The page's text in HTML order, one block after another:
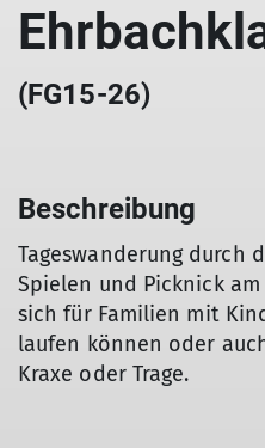
(FG15-26)
Beschreibung
Tageswanderung durch
Spielen und Picknick
sich für Familien mit
laufen können oder
Kraxe oder Trage.